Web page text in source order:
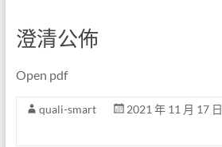
澄清公佈
Open pdf
quali-smart 2021 年 11 月 17 日